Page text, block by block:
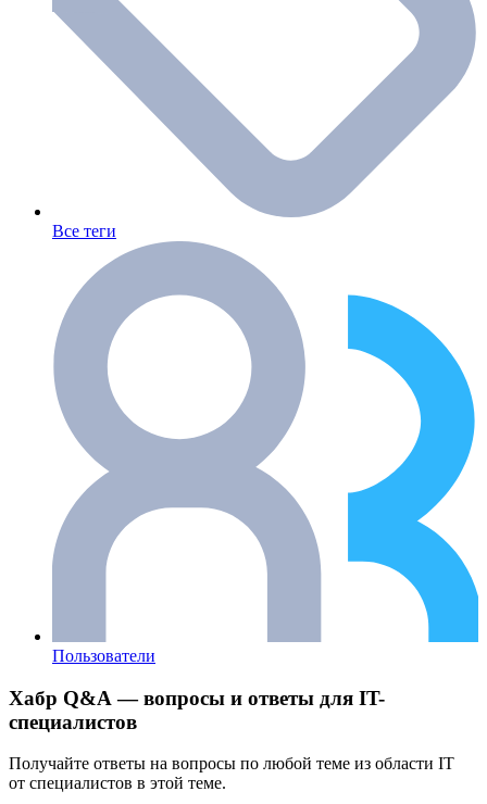
Все теги
Пользователи
Хабр Q&A — вопросы и ответы для IT-
специалистов
Получайте ответы на вопросы по любой теме из области IT
от специалистов в этой теме.